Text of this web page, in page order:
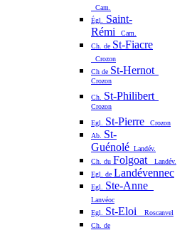
Cam.
Égl.
Saint-
Rémi
Cam.
Ch. de St-Fiacre
Crozon
Ch de St-Hernot
Crozon
Ch. St-Philibert
Crozon
Egl. St-Pierre
Crozon
Ab. St-
Guénolé Landév.
Ch. du Folgoat
Landév.
Egl. de Landévennec
Egl. Ste-Anne
Lanvéoc
Egl. St-Eloi
Roscanvel
Ch. de